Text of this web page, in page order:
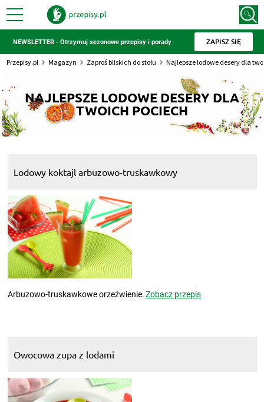
NEWSLETTER - Otrzymuj sezonowe przepisy i porady ZAPISZ SIĘ
Przepisy.pl Magazyn Zaproś bliskich do stołu Najlepsze lodowe desery dla
NAJLEPSZE LODOWE DESERY DLA
TWOICH POCIECH
Lodowy koktajl arbuzowo-truskawkowy
Arbuzowo-truskawkowe orzeźwienie.Zobacz przepis
Owocowa zupa z lodami